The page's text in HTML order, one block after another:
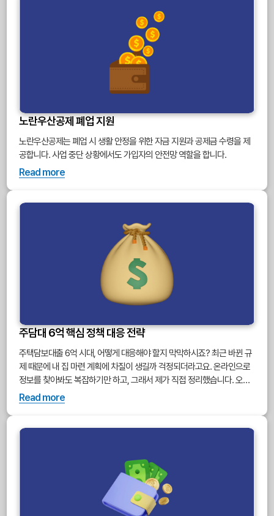
노란우산공제 폐업 지원
노란우산공제는 폐업 시 생활 안정을 위한 자금 지원과 공제금 수령을 제
공합니다. 사업 중단 상황에서도 가입자의 안전망 역할을 합니다.
Read more
주담대 6억 핵심 정책 대응 전략
주택담보대출 6억 시대, 어떻게 대응해야 할지 막막하시죠? 최근 바뀐 규
제 때문에 내 집 마련 계획에 차질이 생길까 걱정되더라고요. 온라인으로
정보를 찾아봐도 복잡하기만 하고, 그래서 제가 직접 정리했습니다. 오늘
은 저와 같이 새로운 주담대 규제에 관심이 있으신 분들을 위해, ‘주담대 6
억 시대’의 모든 것과 현명한 대응 전략에 대해 알려드릴게요. 3분만 투자
찾는 데 큰 도움을 얻으실 수 있을 거라 확신합니다. 최근 부동산 시장을
수도권 주택담보대출 한도 6억 원 제한과 스트레스 DSR 3단계 시행은 실
수요자 및 투자자 모두에게 큰 영향을 미치고 있습니다.
Read more